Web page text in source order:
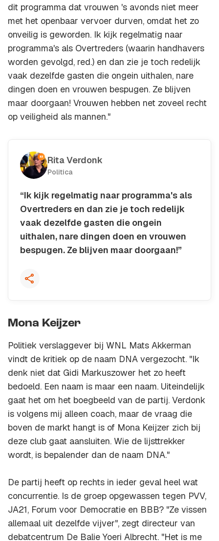
dit programma dat vrouwen 's avonds niet meer
met het openbaar vervoer durven, omdat het zo
onveilig is geworden. Ik kijk regelmatig naar
programma's als Overtreders (waarin handhavers
worden gevolgd, red.) en dan zie je toch redelijk
vaak dezelfde gasten die ongein uithalen, nare
dingen doen en vrouwen bespugen. Ze blijven
maar doorgaan! Vrouwen hebben net zoveel recht
op veiligheid als mannen."
Rita Verdonk
Politica
“Ik kijk regelmatig naar programma's als
Overtreders en dan zie je toch redelijk
vaak dezelfde gasten die ongein
uithalen, nare dingen doen en vrouwen
bespugen. Ze blijven maar doorgaan!”
Kopieer quote
Mona Keijzer
Politiek verslaggever bij WNL Mats Akkerman
vindt de kritiek op de naam DNA vergezocht. "Ik
denk niet dat Gidi Markuszower het zo heeft
bedoeld. Een naam is maar een naam. Uiteindelijk
gaat het om het boegbeeld van de partij. Verdonk
is volgens mij alleen coach, maar de vraag die
boven de markt hangt is of Mona Keijzer zich bij
deze club gaat aansluiten. Wie de lijsttrekker
wordt, is bepalender dan de naam DNA."
De partij heeft op rechts in ieder geval heel wat
concurrentie. Is de groep opgewassen tegen PVV,
JA21, Forum voor Democratie en BBB? "Ze vissen
allemaal uit dezelfde vijver", zegt directeur van
debatcentrum De Balie Yoeri Albrecht. "Het is me